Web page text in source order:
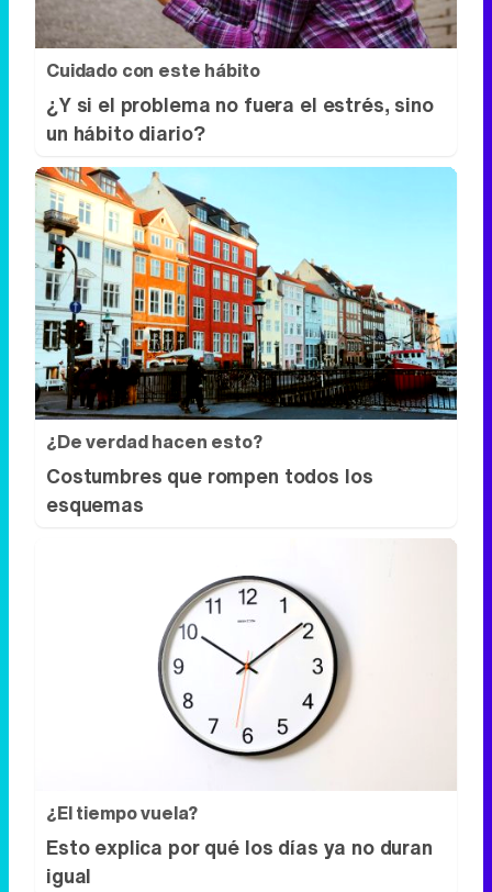
Cuidado con este hábito
¿Y si el problema no fuera el estrés, sino
un hábito diario?
¿De verdad hacen esto?
Costumbres que rompen todos los
esquemas
¿El tiempo vuela?
Esto explica por qué los días ya no duran
igual